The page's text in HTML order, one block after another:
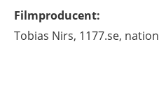
Filmproducent:
Tobias Nirs, 1177.se,